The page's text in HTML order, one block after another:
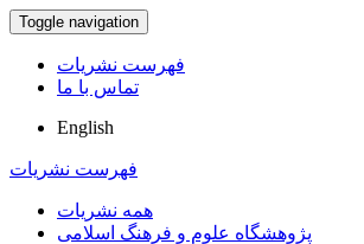
Toggle navigation
فهرست نشریات
تماس با ما
English
فهرست نشریات
همه نشریات
پژوهشگاه علوم و فرهنگ اسلامی